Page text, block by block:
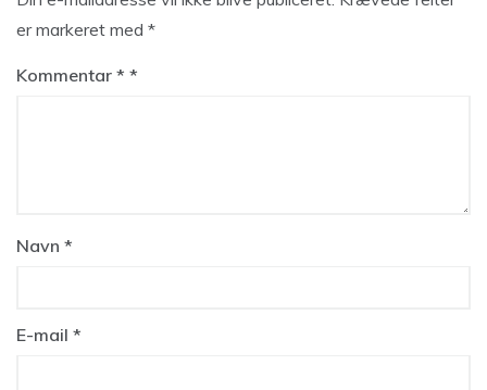
er markeret med *
Kommentar *
Navn *
E-mail *